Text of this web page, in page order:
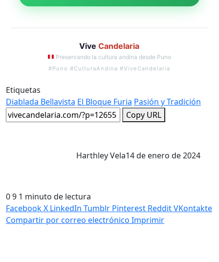
ViveCandelaria
Preservando la cultura andina desde Puno
#Puno #CulturaAndina #ViveCandelaria
Etiquetas
Diablada Bellavista El Bloque Furia Pasión y Tradición
Copy URL
Harthley Vela14 de enero de 2024
09 1 minuto de lectura
FacebookX LinkedIn Tumblr Pinterest RedditVKontakte
Compartir por correo electrónico Imprimir